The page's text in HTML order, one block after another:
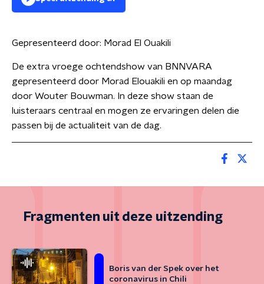
Gepresenteerd door: Morad El Ouakili
De extra vroege ochtendshow van BNNVARA
gepresenteerd door Morad Elouakili en op maandag
door Wouter Bouwman. In deze show staan de
luisteraars centraal en mogen ze ervaringen delen die
passen bij de actualiteit van de dag.
Fragmenten uit deze uitzending
Boris van der Spek over het
coronavirus in Chili